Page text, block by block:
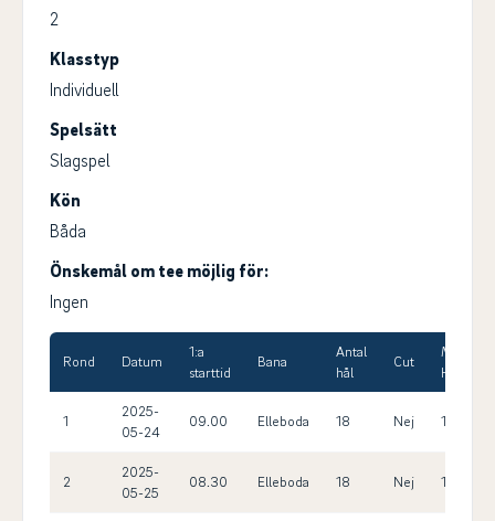
2
Klasstyp
Individuell
Spelsätt
Slagspel
Kön
Båda
Önskemål om tee möjlig för:
Ingen
Rond Datum
1:a
starttid
Bana
Antal
hål
Cut
Max
HCP
1
2025-
05-24
09.00 Elleboda 18 Nej 14.4
2
2025-
05-25
08.30 Elleboda 18 Nej 14.4